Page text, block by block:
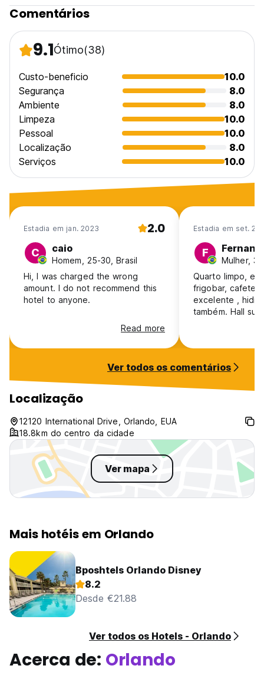
language)
Comentários
9.1Ótimo(38)
Custo-beneficio
10.0
Segurança
8.0
Ambiente
8.0
Limpeza
10.0
Pessoal
10.0
Localização
8.0
Serviços
10.0
Estadia em jan. 2023 2.0
C caio
Homem, 25-30, Brasil
Hi, I was charged the wrong
amount. I do not recommend this
hotel to anyone.
Read more
Estadia em set.
F
Mulher,
Quarto limpo,
frigobar,
excelente ,
também. Hall
perto do Icon
lanchonetes ao
Disney Springs.
simples. Existem
possibilidades.
free com papel
Ver todos os comentários
Localização
12120 International Drive, Orlando, EUA
18.8km do centro da cidade
Ver mapa
Mais hotéis em Orlando
Bposhtels Orlando Disney
8.2
Desde €21.88
Ver todos os Hotels - Orlando
Acerca de: Orlando